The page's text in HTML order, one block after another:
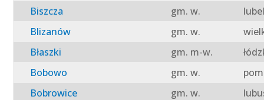
Biszcza
gm. w.
Blizanów
gm. w.
Błaszki
gm. m-w.
Bobowo
gm. w.
Bobrowice
gm. w.